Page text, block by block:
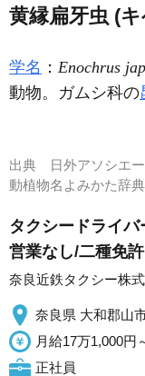
黄縁扁牙虫 (
学名 ： Enochrus
動物。ガムシ科の
出典
日外アソシエ
動植物名よみかた
タクシードライ
営業なし/二種免
奈良近鉄タクシー株
奈良県 大和郡山
月給17万1,000円
正社員